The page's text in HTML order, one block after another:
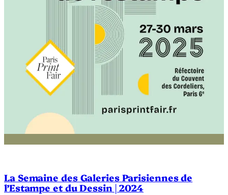
La Semaine des Galeries Parisiennes de
l’Estampe et du Dessin | 2024